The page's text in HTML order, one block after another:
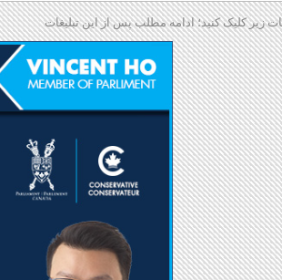
زیر کلیک کنید؛ ادامه مطلب پس از این تبلیغات